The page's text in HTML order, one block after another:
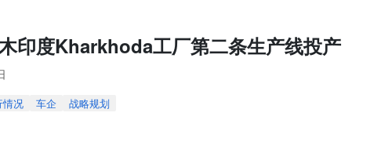
印度Kharkhoda工厂第二条生产线投产
情况 车企 战略规划